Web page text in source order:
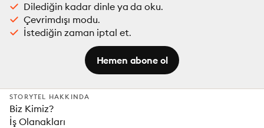
Dilediğin kadar dinle ya da oku.
Çevrimdışı modu.
İstediğin zaman iptal et.
Hemen abone ol
STORYTEL HAKKINDA
Biz Kimiz?
İş Olanakları